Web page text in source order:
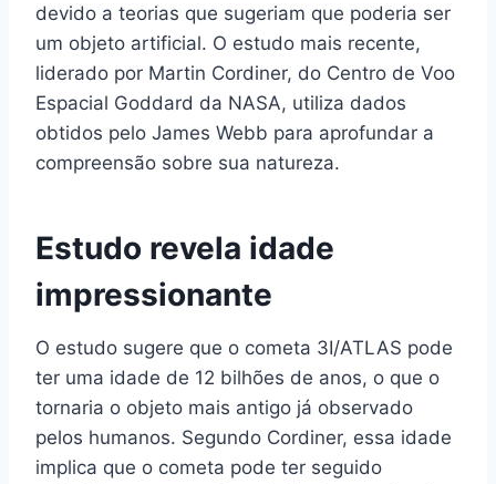
devido a teorias que sugeriam que poderia ser
um objeto artificial. O estudo mais recente,
liderado por Martin Cordiner, do Centro de Voo
Espacial Goddard da NASA, utiliza dados
obtidos pelo James Webb para aprofundar a
compreensão sobre sua natureza.
Estudo revela idade
impressionante
O estudo sugere que o cometa 3I/ATLAS pode
ter uma idade de 12 bilhões de anos, o que o
tornaria o objeto mais antigo já observado
pelos humanos. Segundo Cordiner, essa idade
implica que o cometa pode ter seguido